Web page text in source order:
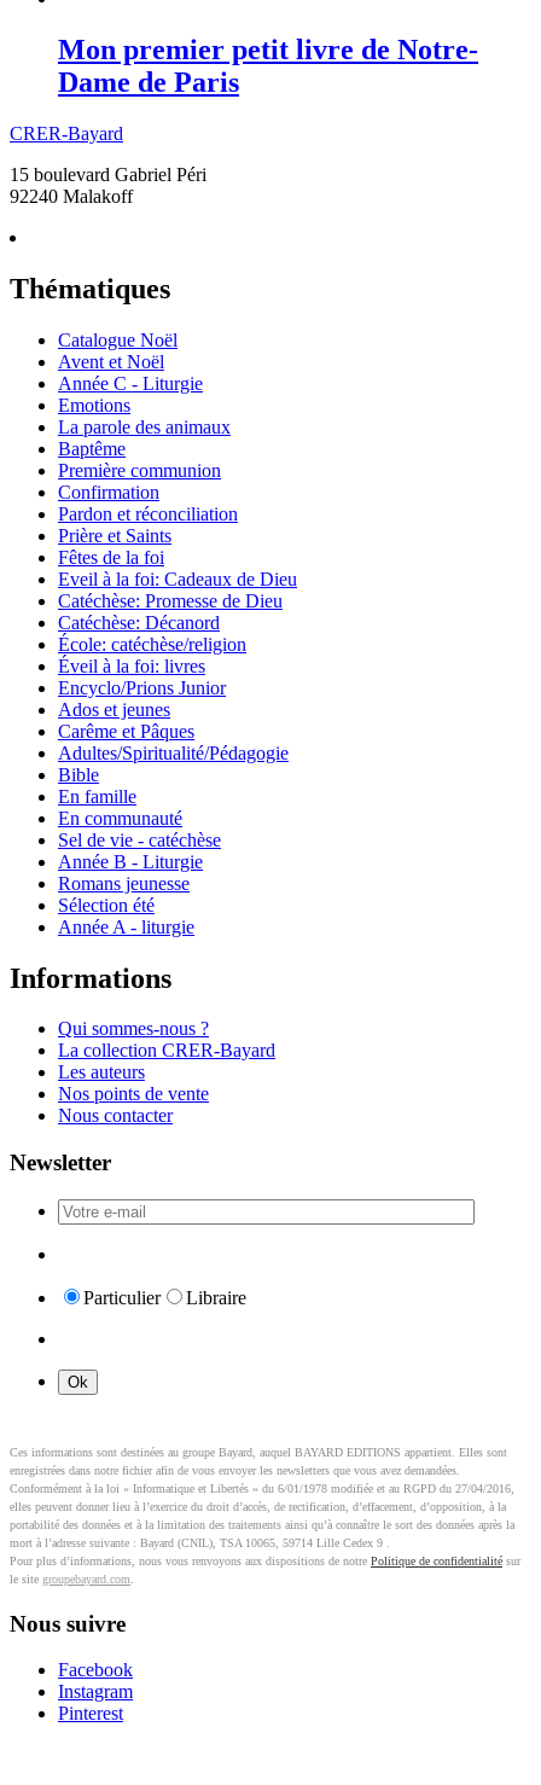
Mon premier petit livre de Notre-
Dame de Paris
CRER-Bayard
15 boulevard Gabriel Péri
92240 Malakoff
Thématiques
Catalogue Noël
Avent et Noël
Année C - Liturgie
Emotions
La parole des animaux
Baptême
Première communion
Confirmation
Pardon et réconciliation
Prière et Saints
Fêtes de la foi
Eveil à la foi: Cadeaux de Dieu
Catéchèse: Promesse de Dieu
Catéchèse: Décanord
École: catéchèse/religion
Éveil à la foi: livres
Encyclo/Prions Junior
Ados et jeunes
Carême et Pâques
Adultes/Spiritualité/Pédagogie
Bible
En famille
En communauté
Sel de vie - catéchèse
Année B - Liturgie
Romans jeunesse
Sélection été
Année A - liturgie
Informations
Qui sommes-nous ?
La collection CRER-Bayard
Les auteurs
Nos points de vente
Nous contacter
Newsletter
Particulier Libraire
Ces informations sont destinées au groupe Bayard, auquel BAYARD EDITIONS appartient. Elles sont
enregistrées dans notre fichier afin de vous envoyer les newsletters que vous avez demandées.
Conformément à la loi « Informatique et Libertés » du 6/01/1978 modifiée et au RGPD du 27/04/2016,
elles peuvent donner lieu à l’exercice du droit d’accès, de rectification, d’effacement, d’opposition, à la
portabilité des données et à la limitation des traitements ainsi qu’à connaître le sort des données après la
mort à l’adresse suivante : Bayard (CNIL), TSA 10065, 59714 Lille Cedex 9 .
Pour plus d’informations, nous vous renvoyons aux dispositions de notre Politique de confidentialité sur
le site groupebayard.com
Nous suivre
Facebook
Instagram
Pinterest